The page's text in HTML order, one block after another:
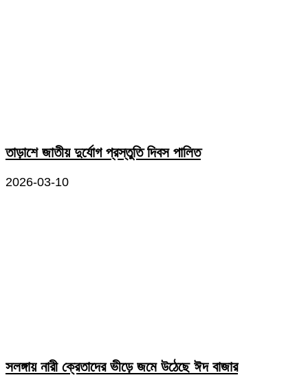
তাড়াশে জাতীয় দুর্যোগ প্রস্তুতি দিবস পালিত
2026-03-10
সলঙ্গায় নারী ক্রেতাদের ভীড়ে জমে উঠেছে ঈদ বাজার